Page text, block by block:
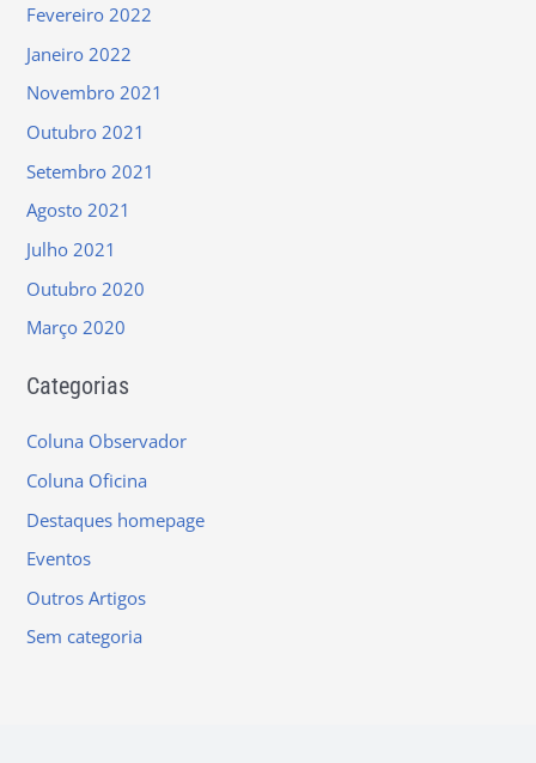
Fevereiro 2022
Janeiro 2022
Novembro 2021
Outubro 2021
Setembro 2021
Agosto 2021
Julho 2021
Outubro 2020
Março 2020
Categorias
Coluna Observador
Coluna Oficina
Destaques homepage
Eventos
Outros Artigos
Sem categoria